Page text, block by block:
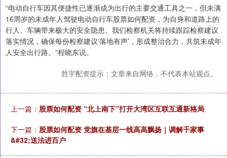
“电动自行车因其便捷性已逐渐成为出行的主要交通工具之一，但未满
16周岁的未成年人驾驶电动自行车股票如何配资，为自身和道路上的
行人、车辆带来极大的安全隐患。我们检察机关将持续跟踪检察建议
落实情况，确保每份检察建议‘落地有声’，形成整治合力，共筑未成年
人安全出行路。”程晓东说。
胜宇配资提示：文章来自网络，不代表本站观点。
上一篇： 股票如何配资 “北上南下”打开大湾区互联互通新格局
下一篇： 股票如何配资 党旗在基层一线高高飘扬｜调解千家事
&#32;送法进百户